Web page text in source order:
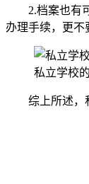
2.档案也有可
办理手续，更不
私立学校
综上所述，私